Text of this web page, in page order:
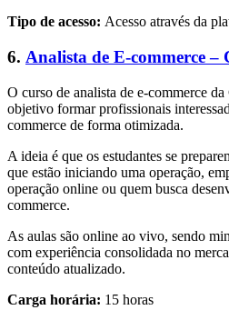
Tipo de acesso: Acesso através da
6. Analista de E-commerce –
O curso de analista de e-commerce
objetivo formar profissionais
commerce de forma otimizada.
A ideia é que os estudantes se
que estão iniciando uma operação,
operação online ou quem busca
commerce.
As aulas são online ao vivo, sendo
com experiência consolidada no
conteúdo atualizado.
Carga horária: 15 horas